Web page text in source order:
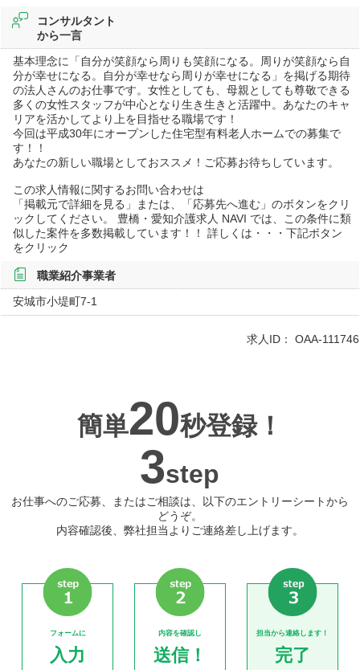
コンサルタント
から一言
基本理念に「自分が笑顔なら周りも笑顔になる。周りが笑顔なら自
分が幸せになる。自分が幸せなら周りが幸せになる」を掲げる期待
の法人さんのお仕事です。女性としても、母親としても尊敬できる
多くの女性スタッフが中心となり生き生きと活躍中。あなたのキャ
リアを活かしてより上を目指せる職場です！
今回は平成30年にオープンした住宅型有料老人ホームでの募集で
す！！
あなたの新しい職場としておススメ！ご応募お待ちしています。
この求人情報に関するお問い合わせは
「掲載元で詳細を見る」または、「応募先へ進む」のボタンをクリ
ックしてください。 豊橋・愛知介護求人 NAVI では、この条件に類
似した案件を多数掲載しています！！ 詳しくは・・・下記ボタン
をクリック
職業紹介事業者
安城市小堤町7-1
求人ID： OAA-111746
簡単20秒登録！
3step
お仕事へのご応募、またはご相談は、以下のエントリーシートから
どうぞ。
内容確認後、弊社担当よりご連絡差し上げます。
フォームに
入力
内容を確認し
送信！
担当から連絡します！
完了